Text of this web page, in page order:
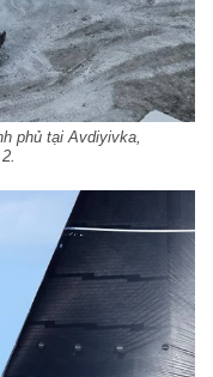
phủ tại Avdiyivka,